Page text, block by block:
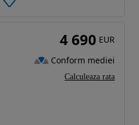
4 690 EUR
Conform mediei
Calculeaza rata